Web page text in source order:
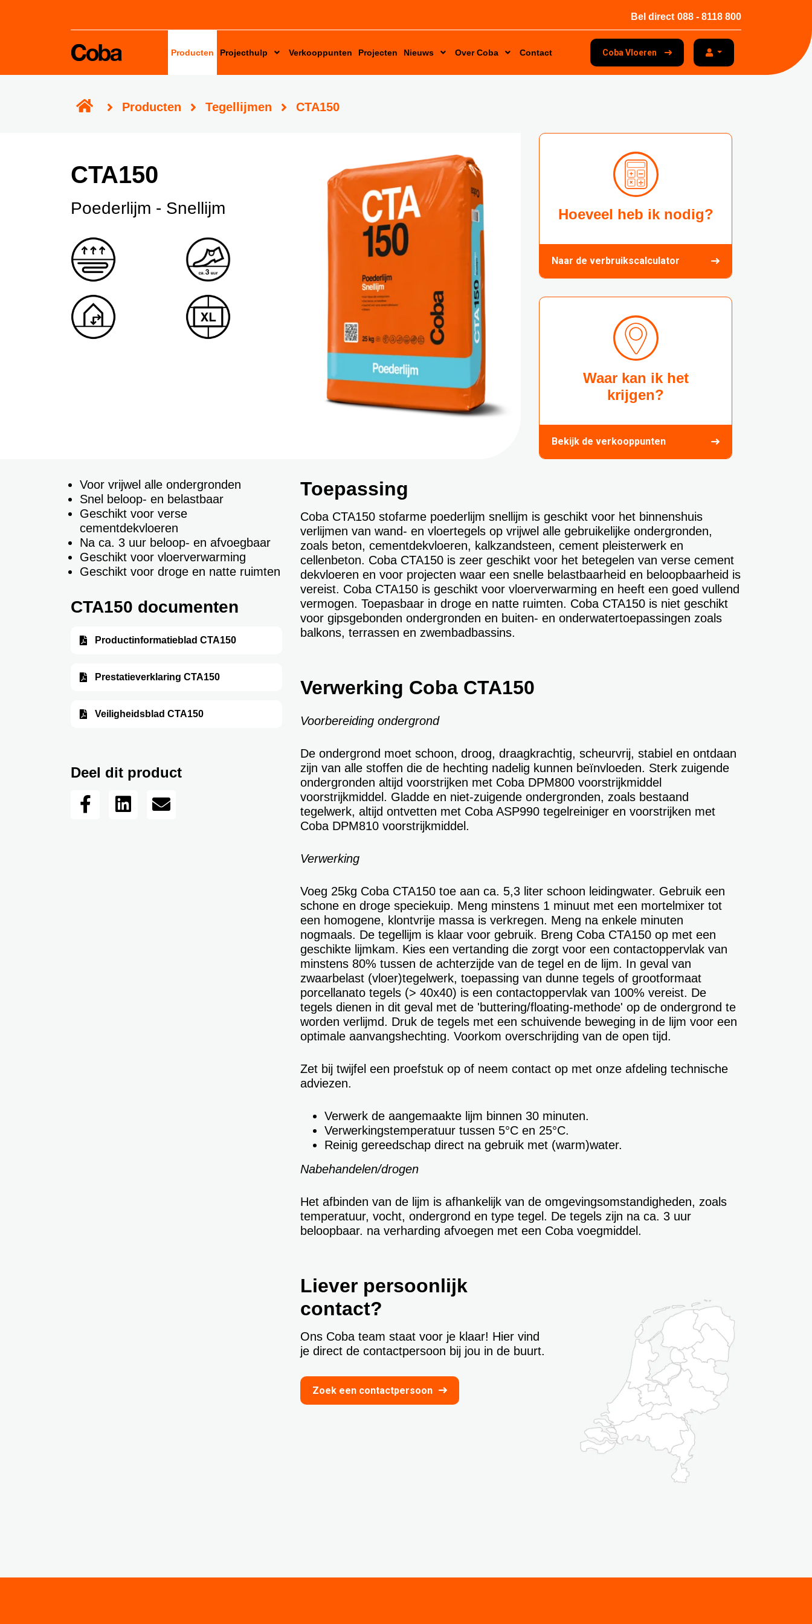
Producten Projecthulp
Verbruikscalculator
Verkooppunten Projecten Nieuws
Coba voegt 3 nieuwe kleuren toe!
Welkom bij Mijn Coba!
Coba CTA180 extra flexibel S2
Nieuw! Coba CTM690 lichtgewicht uitvlakmortel
Juich mee als een echte Coboy!
Over Coba Contact
Bel direct 088 - 8118 800
Coba Vloeren
Producten Tegellijmen CTA150
CTA150
Poederlijm - Snellijm Hoeveel heb ik nodig?
Naar de verbruikscalculator
Waar kan ik het
krijgen?
Bekijk de verkooppunten
Voor vrijwel alle ondergronden
Snel beloop- en belastbaar
Geschikt voor verse
cementdekvloeren
Na ca. 3 uur beloop- en afvoegbaar
Geschikt voor vloerverwarming
Geschikt voor droge en natte ruimten
CTA150 documenten
Productinformatieblad CTA150
Prestatieverklaring CTA150
Veiligheidsblad CTA150
Deel dit product
Toepassing
Coba CTA150 stofarme poederlijm snellijm is geschikt voor het binnenshuis
verlijmen van wand- en vloertegels op vrijwel alle gebruikelijke ondergronden,
zoals beton, cementdekvloeren, kalkzandsteen, cement pleisterwerk en
cellenbeton. Coba CTA150 is zeer geschikt voor het betegelen van verse cement
dekvloeren en voor projecten waar een snelle belastbaarheid en beloopbaarheid is
vereist. Coba CTA150 is geschikt voor vloerverwarming en heeft een goed vullend
vermogen. Toepasbaar in droge en natte ruimten. Coba CTA150 is niet geschikt
voor gipsgebonden ondergronden en buiten- en onderwatertoepassingen zoals
balkons, terrassen en zwembadbassins.
Verwerking Coba CTA150
Voorbereiding ondergrond
De ondergrond moet schoon, droog, draagkrachtig, scheurvrij, stabiel en ontdaan
zijn van alle stoffen die de hechting nadelig kunnen beïnvloeden. Sterk zuigende
ondergronden altijd voorstrijken met Coba DPM800 voorstrijkmiddel
voorstrijkmiddel. Gladde en niet-zuigende ondergronden, zoals bestaand
tegelwerk, altijd ontvetten met Coba ASP990 tegelreiniger en voorstrijken met
Coba DPM810 voorstrijkmiddel.
Verwerking
Voeg 25kg Coba CTA150 toe aan ca. 5,3 liter schoon leidingwater. Gebruik een
schone en droge speciekuip. Meng minstens 1 minuut met een mortelmixer tot
een homogene, klontvrije massa is verkregen. Meng na enkele minuten
nogmaals. De tegellijm is klaar voor gebruik. Breng Coba CTA150 op met een
geschikte lijmkam. Kies een vertanding die zorgt voor een contactoppervlak van
minstens 80% tussen de achterzijde van de tegel en de lijm. In geval van
zwaarbelast (vloer)tegelwerk, toepassing van dunne tegels of grootformaat
porcellanato tegels (> 40x40) is een contactoppervlak van 100% vereist. De
tegels dienen in dit geval met de 'buttering/floating-methode' op de ondergrond te
worden verlijmd. Druk de tegels met een schuivende beweging in de lijm voor een
optimale aanvangshechting. Voorkom overschrijding van de open tijd.
Zet bij twijfel een proefstuk op of neem contact op met onze afdeling technische
adviezen.
Verwerk de aangemaakte lijm binnen 30 minuten.
Verwerkingstemperatuur tussen 5°C en 25°C.
Reinig gereedschap direct na gebruik met (warm)water.
Nabehandelen/drogen
Het afbinden van de lijm is afhankelijk van de omgevingsomstandigheden, zoals
temperatuur, vocht, ondergrond en type tegel. De tegels zijn na ca. 3 uur
beloopbaar. na verharding afvoegen met een Coba voegmiddel.
Liever persoonlijk
contact?
Ons Coba team staat voor je klaar! Hier vind
je direct de contactpersoon bij jou in de buurt.
Zoek een contactpersoon